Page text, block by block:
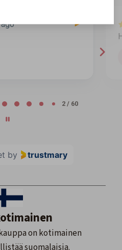
2 / 60
by trustmary
on kotimainen
suomalaisia.